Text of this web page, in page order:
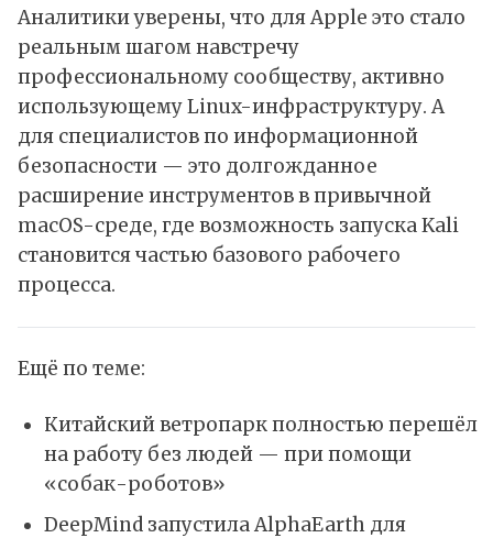
Аналитики уверены, что для Apple это стало
реальным шагом навстречу
профессиональному сообществу, активно
использующему Linux-инфраструктуру. А
для специалистов по информационной
безопасности — это долгожданное
расширение инструментов в привычной
macOS-среде, где возможность запуска Kali
становится частью базового рабочего
процесса.
Ещё по теме:
Китайский ветропарк полностью перешёл
на работу без людей — при помощи
«собак-роботов»
DeepMind запустила AlphaEarth для